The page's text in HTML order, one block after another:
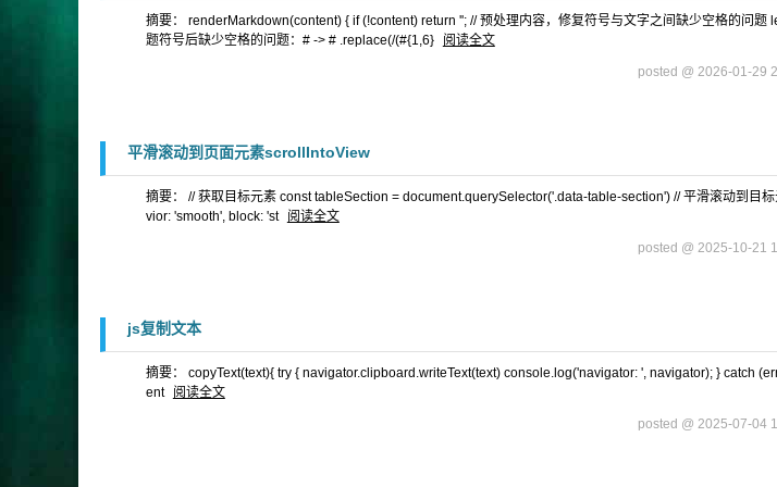
摘要： renderMarkdown(content) { if (!content) return ''; // 预处理内容，修复符号与文字之间缺少空格的问题
题符号后缺少空格的问题：# -> # .replace(/(#{1,6}
阅读全文
posted @ 2026-01-29
平滑滚动到页面元素scrollIntoView
摘要： // 获取目标元素 const tableSection = document.querySelector('.data-table-section') // 平滑滚动到目
vior: 'smooth', block: 'st 阅读全文
posted @ 2025-10-21
js复制文本
摘要： copyText(text){ try { navigator.clipboard.writeText(text) console.log('navigator: ', navigator); } catch
ent 阅读全文
posted @ 2025-07-04